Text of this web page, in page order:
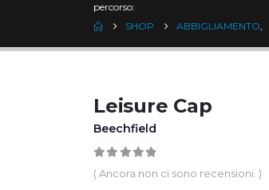
percorso:
SHOP
ABBIGLIAMENTO,
Leisure Cap
Beechfield
0out of 5
( Ancora non ci sono recensioni. )